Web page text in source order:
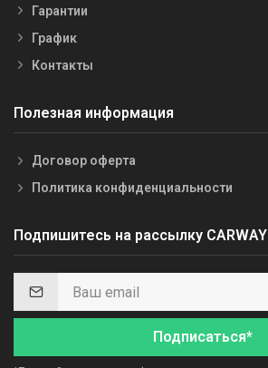
Гарантии
График
Контакты
Полезная информация
Договор оферта
Политика конфиденциальности
Подпишитесь на рассылку CARWAY
Подписаться*